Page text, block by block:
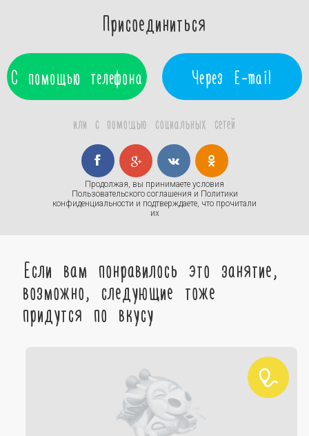
Присоединиться
С помощью телефона Через E-mail
или с помощью социальных сетей
Продолжая, вы принимаете условия
Пользовательского соглашения и Политики
конфиденциальности и подтверждаете, что прочитали
их
Если вам понравилось это занятие,
возможно, следующие тоже
придутся по вкусу